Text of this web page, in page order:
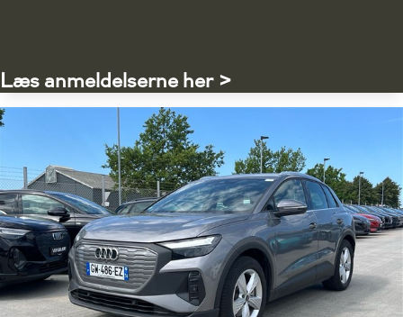
Læs anmeldelserne her >